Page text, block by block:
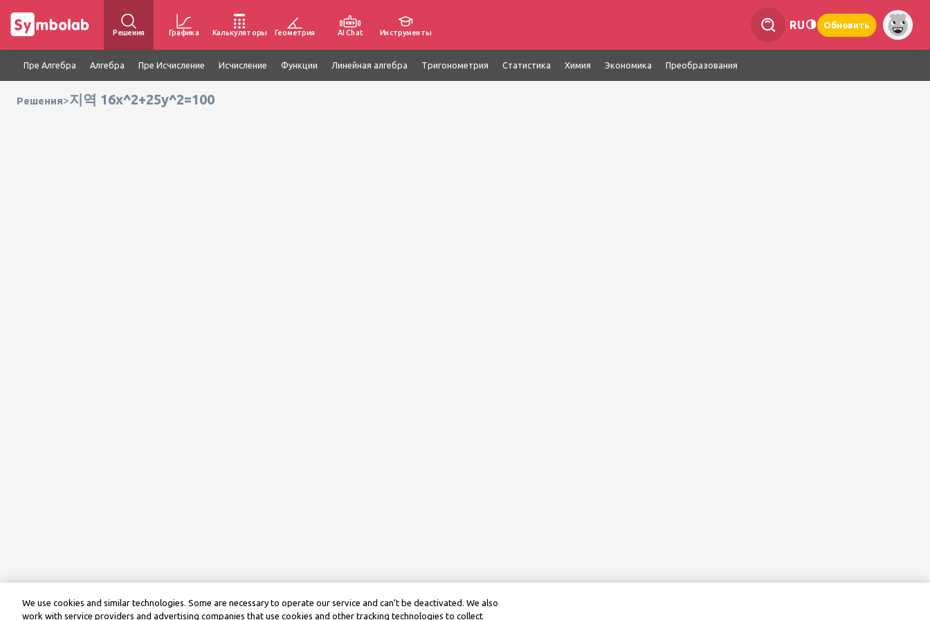
Решения Графика Калькуляторы Геометрия AI Chat Инструменты
RU Обновить
Пре Алгебра Алгебра Пре Исчисление Исчисление Функции Линейная алгебра Тригонометрия Статистика Химия Экономика Преобразования
Решения>지역 16x^2+25y^2=100
We use cookies and similar technologies. Some are necessary to operate our service and can’t be deactivated. We also
work with service providers and advertising companies that use cookies and other tracking technologies to collect